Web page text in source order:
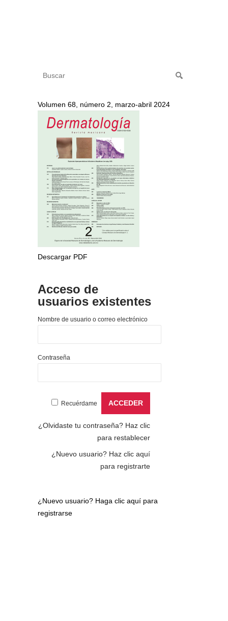
Volumen 68, número 2, marzo-abril 2024
Descargar PDF
Acceso de
usuarios existentes
Nombre de usuario o correo electrónico
Contraseña
Recuérdame
¿Olvidaste tu contraseña? Haz clic
para restablecer
¿Nuevo usuario? Haz clic aquí
para registrarte
¿Nuevo usuario? Haga clic aquí para
registrarse